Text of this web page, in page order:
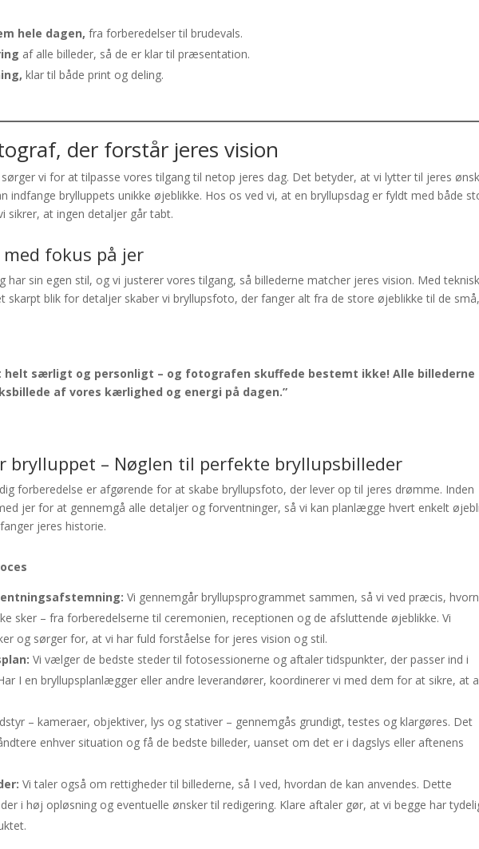
hele dagen, fra forberedelser til brudevals.
af alle billeder, så de er klar til præsentation.
klar til både print og deling.
der forstår jeres vision
vi for at tilpasse vores tilgang til netop jeres dag. Det betyder, at vi lytter til jeres
indfange brylluppets unikke øjeblikke. Hos os ved vi, at en bryllupsdag er fyldt med både
sikrer, at ingen detaljer går tabt.
fokus på jer
har sin egen stil, og vi justerer vores tilgang, så billederne matcher jeres vision. Med teknisk
skarpt blik for detaljer skaber vi bryllupsfoto, der fanger alt fra de store øjeblikke til de små,
helt særligt og personligt – og fotografen skuffede bestemt ikke! Alle billederne
af vores kærlighed og energi på dagen.”
brylluppet – Nøglen til perfekte bryllupsbilleder
forberedelse er afgørende for at skabe bryllupsfoto, der lever op til jeres drømme. Inden
jer for at gennemgå alle detaljer og forventninger, så vi kan planlægge hvert enkelt
jeres historie.
Vi gennemgår bryllupsprogrammet sammen, så vi ved præcis,
sker – fra forberedelserne til ceremonien, receptionen og de afsluttende øjeblikke. Vi
og sørger for, at vi har fuld forståelse for jeres vision og stil.
Vi vælger de bedste steder til fotosessionerne og aftaler tidspunkter, der passer ind i
I en bryllupsplanlægger eller andre leverandører, koordinerer vi med dem for at sikre, at
– kameraer, objektiver, lys og stativer – gennemgås grundigt, testes og klargøres. Det
enhver situation og få de bedste billeder, uanset om det er i dagslys eller aftenens
Vi taler også om rettigheder til billederne, så I ved, hvordan de kan anvendes. Dette
i høj opløsning og eventuelle ønsker til redigering. Klare aftaler gør, at vi begge har